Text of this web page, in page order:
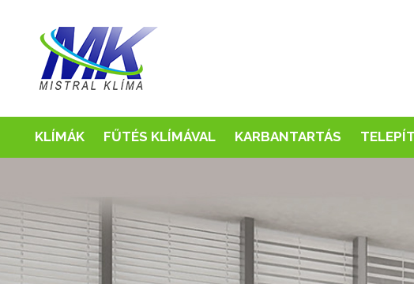
KLÍMÁK FŰTÉS KLÍMÁVAL KARBANTARTÁS